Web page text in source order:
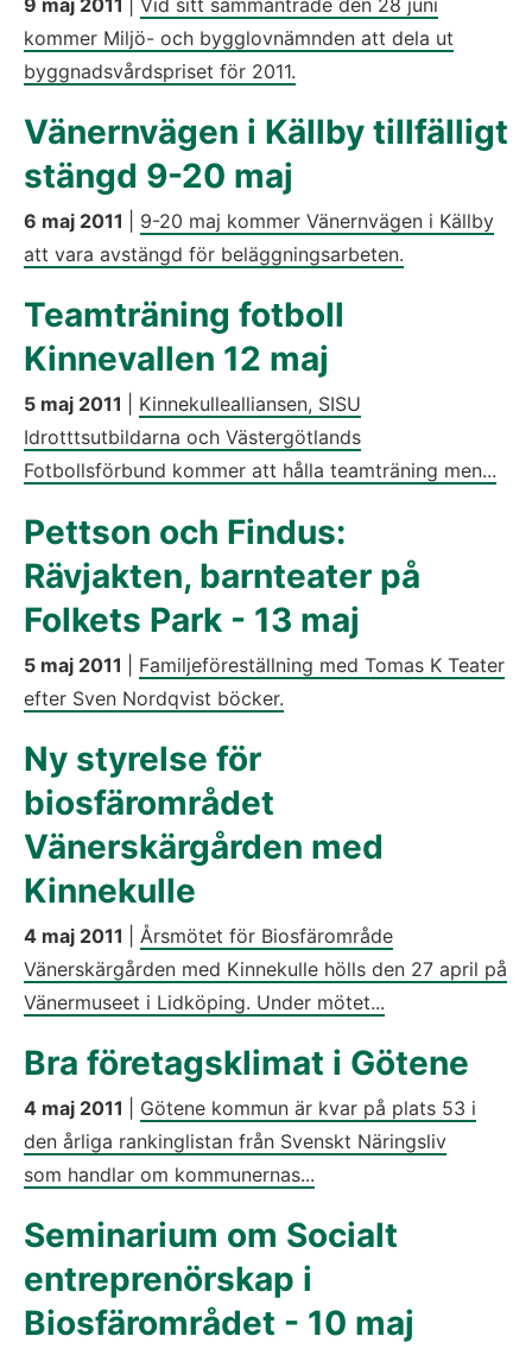
kommer Miljö- och bygglovnämnden att dela ut
byggnadsvårdspriset för 2011.
Vänernvägen i Källby tillfälligt
stängd 9-20 maj
6 maj 2011
9-20 maj kommer Vänernvägen i Källby
att vara avstängd för beläggningsarbeten.
Teamträning fotboll
Kinnevallen 12 maj
5 maj 2011
Kinnekullealliansen, SISU
Idrotttsutbildarna och Västergötlands
Fotbollsförbund kommer att hålla teamträning men...
Pettson och Findus:
Rävjakten, barnteater på
Folkets Park - 13 maj
5 maj 2011
Familjeföreställning med Tomas K Teater
efter Sven Nordqvist böcker.
Ny styrelse för
biosfärområdet
Vänerskärgården med
Kinnekulle
4 maj 2011
Årsmötet för Biosfärområde
Vänerskärgården med Kinnekulle hölls den 27 april på
Vänermuseet i Lidköping. Under mötet...
Bra företagsklimat i Götene
4 maj 2011
Götene kommun är kvar på plats 53 i
den årliga rankinglistan från Svenskt Näringsliv
som handlar om kommunernas...
Seminarium om Socialt
entreprenörskap i
Biosfärområdet - 10 maj